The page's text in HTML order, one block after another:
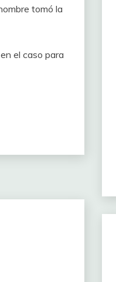
tomó la
el caso para